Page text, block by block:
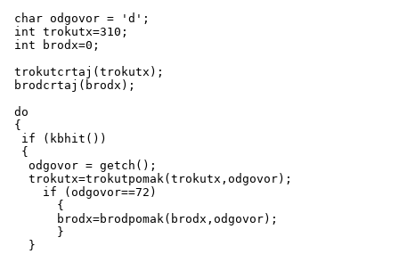
char odgovor = 'd';
int trokutx=310;
int brodx=0;
trokutcrtaj(trokutx);
brodcrtaj(brodx);
do
{
  if (kbhit())
  {
   odgovor = getch();
   trokutx=trokutpomak(trokutx,odgovor);
     if (odgovor==72)
       {
       brodx=brodpomak(brodx,odgovor);
       }
   }